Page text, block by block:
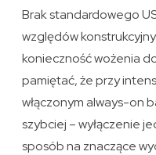
Brak standardowego
względów
konieczność wożenia
pamiętać, że przy
włączonym always-on
szybciej – wyłączenie
sposób na znaczące